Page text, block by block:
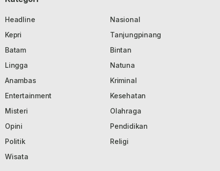
Headline
Nasional
Kepri
Tanjungpinang
Batam
Bintan
Lingga
Natuna
Anambas
Kriminal
Entertainment
Kesehatan
Misteri
Olahraga
Opini
Pendidikan
Politik
Religi
Wisata